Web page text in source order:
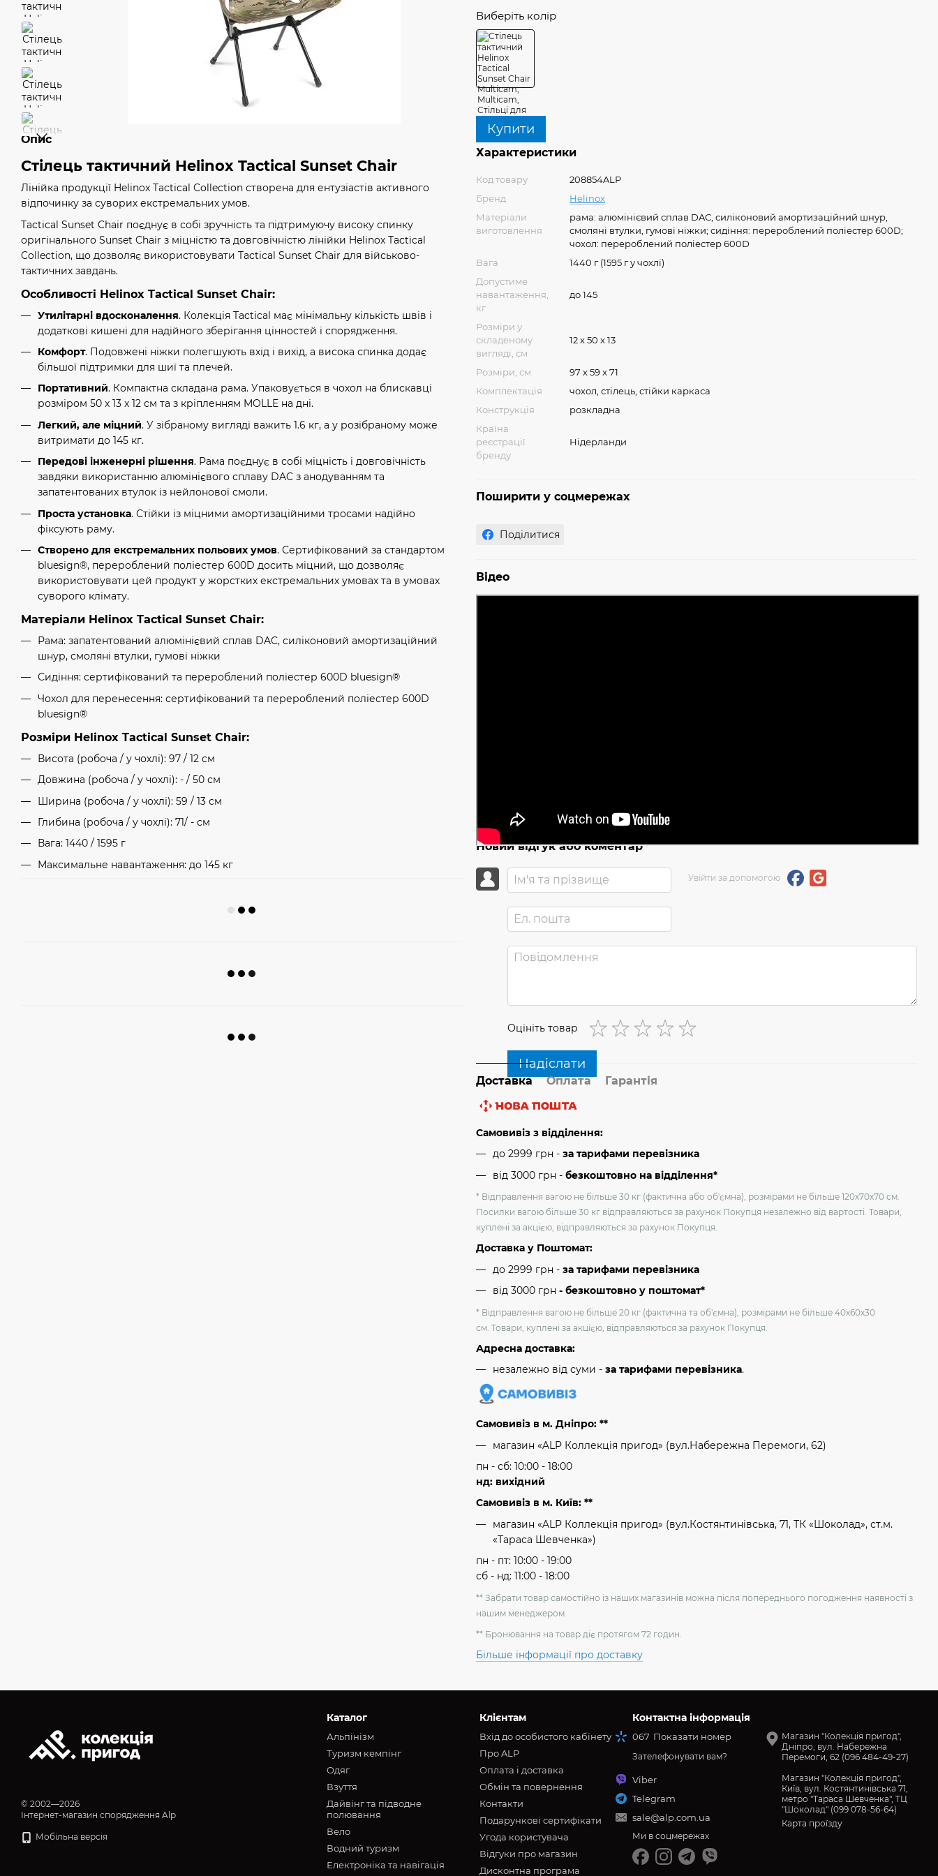
Опис
Стілець тактичний Helinox Tactical Sunset Chair
Лінійка продукції Helinox Tactical Collection створена для ентузіастів активного
відпочинку за суворих екстремальних умов.
Tactical Sunset Chair поєднує в собі зручність та підтримуючу високу спинку
оригінального Sunset Chair з міцністю та довговічністю лінійки Helinox Tactical
Collection, що дозволяє використовувати Tactical Sunset Chair для військово-
тактичних завдань.
Особливості Helinox Tactical Sunset Chair:
Утилітарні вдосконалення. Колекція Tactical має мінімальну кількість швів і
додаткові кишені для надійного зберігання цінностей і спорядження.
Комфорт. Подовжені ніжки полегшують вхід і вихід, а висока спинка додає
більшої підтримки для шиї та плечей.
Портативний. Компактна складана рама. Упаковується в чохол на блискавці
розміром 50 x 13 x 12 см та з кріпленням MOLLE на дні.
Легкий, але міцний. У зібраному вигляді важить 1.6 кг, а у розібраному може
витримати до 145 кг.
Передові інженерні рішення. Рама поєднує в собі міцність і довговічність
завдяки використанню алюмінієвого сплаву DAC з анодуванням та
запатентованих втулок із нейлонової смоли.
Проста установка. Стійки із міцними амортизаційними тросами надійно
фіксують раму.
Створено для екстремальних польових умов. Сертифікований за стандартом
bluesign®, перероблений поліестер 600D досить міцний, що дозволяє
використовувати цей продукт у жорстких екстремальних умовах та в умовах
суворого клімату.
Матеріали Helinox Tactical Sunset Chair:
Рама: запатентований алюмінієвий сплав DAC, силіконовий амортизаційний
шнур, смоляні втулки, гумові ніжки
Сидіння: сертифікований та перероблений поліестер 600D bluesign®
Чохол для перенесення: сертифікований та перероблений поліестер 600D
bluesign®
Розміри Helinox Tactical Sunset Chair:
Висота (робоча / у чохлі): 97 / 12 см
Довжина (робоча / у чохлі): - / 50 см
Ширина (робоча / у чохлі): 59 / 13 см
Глибина (робоча / у чохлі): 71/ - см
Вага: 1440 / 1595 г
Максимальне навантаження: до 145 кг
Виберіть колір
Купити
Характеристики
Код товару
208854ALP
Бренд
Helinox
Матеріали
виготовлення
рама: алюмінієвий сплав DAC, силіконовий амортизаційний шнур,
смоляні втулки, гумові ніжки; сидіння: перероблений поліестер 600D;
чохол: перероблений поліестер 600D
Вага
1440 г (1595 г у чохлі)
Допустиме
навантаження,
кг
до 145
Розміри у
складеному
вигляді, см
12 x 50 x 13
Розміри, см
97 x 59 x 71
Комплектація
чохол, стілець, стійки каркаса
Конструкція
розкладна
Країна
реєстрації
бренду
Нідерланди
Поширити у соцмережах
Поділитися
Відео
Новий відгук або коментар
Увійти за допомогою
Оцініть товар
Надіслати
Доставка Оплата Гарантія
Самовивіз з відділення:
до 2999 грн - за тарифами перевізника
від 3000 грн - безкоштовно на відділення*
* Відправлення вагою не більше 30 кг (фактична або об'ємна), розмірами не більше 120х70х70 см.
Посилки вагою більше 30 кг відправляються за рахунок Покупця незалежно від вартості. Товари,
куплені за акцією, відправляються за рахунок Покупця.
Доставка у Поштомат:
до 2999 грн - за тарифами перевізника
від 3000 грн - безкоштовно у поштомат*
* Відправлення вагою не більше 20 кг (фактична та об'ємна), розмірами не більше 40х60х30
см. Товари, куплені за акцією, відправляються за рахунок Покупця.
Адресна доставка:
незалежно від суми - за тарифами перевізника.
Самовивіз в м. Дніпро: **
магазин «ALP Коллекція пригод» (вул.Набережна Перемоги, 62)
пн - сб: 10:00 - 18:00
нд: вихідний
Самовивіз в м. Київ: **
магазин «ALP Коллекція пригод» (вул.Костянтинівська, 71, ТК «Шоколад», ст.м.
«Тараса Шевченка»)
пн - пт: 10:00 - 19:00
сб - нд: 11:00 - 18:00
** Забрати товар самостійно із наших магазинів можна після попереднього погодження наявності з
нашим менеджером.
** Бронювання на товар діє протягом 72 годин.
Більше інформації про доставку
© 2002—2026
Інтернет-магазин спорядження Alp
Мобільна версія
Каталог
Альпінізм
Туризм кемпінг
Oдяг
Взуття
Дайвінг та підводне
полювання
Вело
Водний туризм
Електроніка та навігація
Клієнтам
Вхід до особистого кабінету
Про ALP
Оплата і доставка
Обмін та повернення
Контакти
Подарункові сертифікати
Угода користувача
Відгуки про магазин
Дисконтна програма
Контактна інформація
067 Показати номер
Зателефонувати вам?
Viber
Telegram
sale@alp.com.ua
Магазин "Колекція пригод",
Дніпро, вул. Набережна
Перемоги, 62 (096 484-49-27)
Магазин "Колекція пригод",
Київ, вул. Костянтинівська 71,
метро "Тараса Шевченка", ТЦ
"Шоколад" (099 078-56-64)
Карта проїзду
Ми в соцмережах